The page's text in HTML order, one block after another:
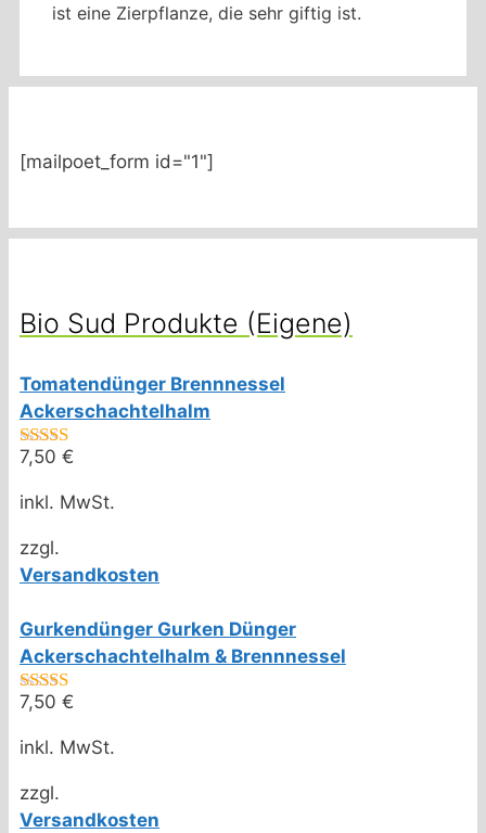
ist eine Zierpflanze, die sehr giftig ist.
[mailpoet_form id="1"]
Bio Sud Produkte (Eigene)
Tomatendünger Brennnessel
Ackerschachtelhalm
4.75von 5
7,50 €
inkl. MwSt.
zzgl.
Versandkosten
Gurkendünger Gurken Dünger
Ackerschachtelhalm & Brennnessel
4.67von 5
7,50 €
inkl. MwSt.
zzgl.
Versandkosten